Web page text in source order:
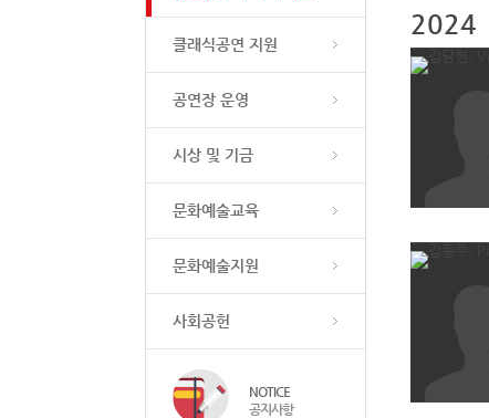
클래식공연 지원
공연장 운영
시상 및 기금
문화예술교육
문화예술지원
사회공헌
NOTICE
공지사항
2024